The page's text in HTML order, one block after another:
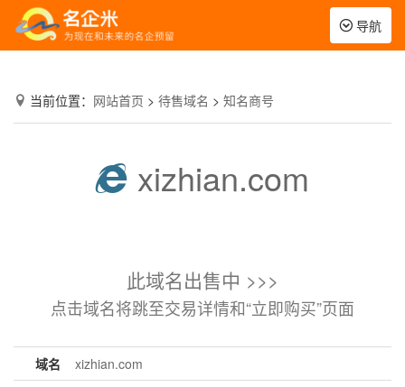
Toggle
navigation
导航
当前位置： 网站首页 > 待售域名 > 知名商号
xizhian.com
此域名出售中 >>>
点击域名将跳至交易详情和“立即购买”页面
域名
xizhian.com